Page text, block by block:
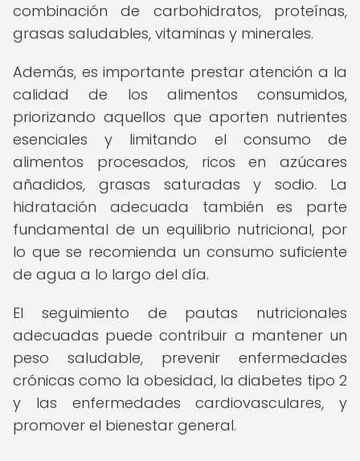
combinación de carbohidratos, proteínas,
grasas saludables, vitaminas y minerales.
Además, es importante prestar atención a la
calidad de los alimentos consumidos,
priorizando aquellos que aporten nutrientes
esenciales y limitando el consumo de
alimentos procesados, ricos en azúcares
añadidos, grasas saturadas y sodio. La
hidratación adecuada también es parte
fundamental de un equilibrio nutricional, por
lo que se recomienda un consumo suficiente
de agua a lo largo del día.
El seguimiento de pautas nutricionales
adecuadas puede contribuir a mantener un
peso saludable, prevenir enfermedades
crónicas como la obesidad, la diabetes tipo 2
y las enfermedades cardiovasculares, y
promover el bienestar general.